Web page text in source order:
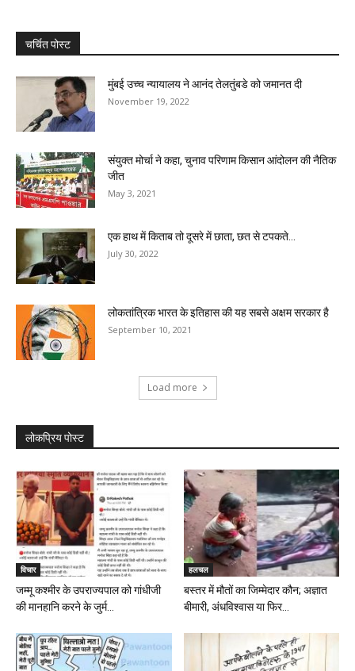
चर्चित पोस्ट
मुंबई उच्च न्यायालय ने आनंद तेलतुंबडे को जमानत दी
November 19, 2022
संयुक्त मोर्चा ने कहा, चुनाव परिणाम किसान आंदोलन की नैतिक
जीत
May 3, 2021
एक हाथ में किताब तो दूसरे में छाता, छत से टपकते...
July 30, 2022
लोकतांत्रिक भारत के इतिहास की यह सबसे अक्षम सरकार है
September 10, 2021
Load more
लोकप्रिय पोस्ट
विचार
जम्मू कश्मीर के उपराज्यपाल को गांधीजी
की मानहानि करने के जुर्म...
हलचल
बस्तर में मौतों का जिम्मेदार कौन; अज्ञात
बीमारी, अंधविश्वास या फिर...